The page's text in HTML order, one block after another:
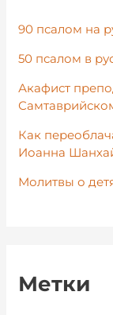
90 псалом на
50 псалом в
Акафист
Как
Иоанна
Молитвы о
Метки